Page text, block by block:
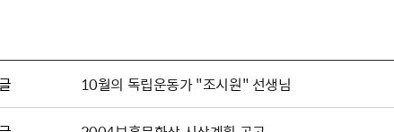
10월의 독립운동가 "조시원" 선생님